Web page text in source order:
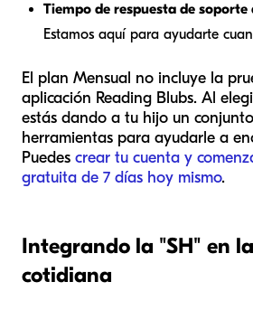
Tiempo de respuesta de soporte
Estamos aquí para ayudarte
El plan Mensual no incluye la
aplicación Reading Blubs. Al
estás dando a tu hijo un
herramientas para ayudarle a
Puedes crear tu cuenta y
gratuita de 7 días hoy mismo.
Integrando la "SH" en
cotidiana